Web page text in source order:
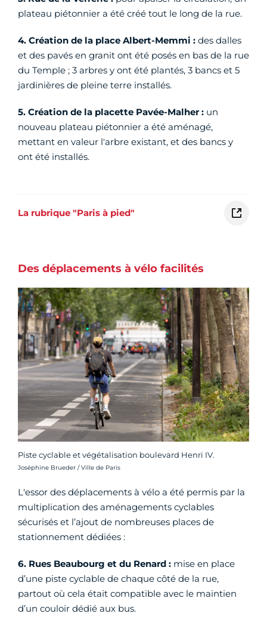
plateau piétonnier a été créé tout le long de la rue.
4. Création de la place Albert-Memmi : des dalles
et des pavés en granit ont été posés en bas de la rue
du Temple ; 3 arbres y ont été plantés, 3 bancs et 5
jardinières de pleine terre installés.
5. Création de la placette Pavée-Malher : un
nouveau plateau piétonnier a été aménagé,
mettant en valeur l'arbre existant, et des bancs y
ont été installés.
La rubrique "Paris à pied"
Des déplacements à vélo facilités
Piste cyclable et végétalisation boulevard Henri IV.
Crédit photo :
Joséphine Brueder / Ville de Paris
L'essor des déplacements à vélo a été permis par la
multiplication des aménagements cyclables
sécurisés et l’ajout de nombreuses places de
stationnement dédiées :
6. Rues Beaubourg et du Renard : mise en place
d’une piste cyclable de chaque côté de la rue,
partout où cela était compatible avec le maintien
d’un couloir dédié aux bus.